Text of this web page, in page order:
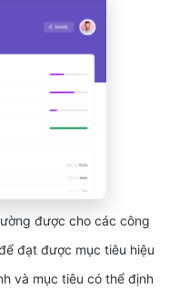
được cho các công
đạt được mục tiêu hiệu
và mục tiêu có thể định